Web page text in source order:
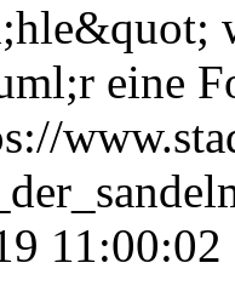
eine
11:00:02